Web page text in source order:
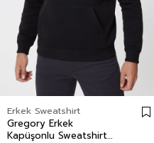
Erkek Sweatshirt
Gregory Erkek
Kapüşonlu Sweatshirt